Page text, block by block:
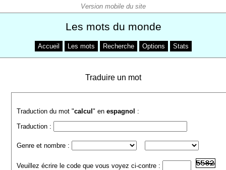
Les mots du monde
Accueil Les mots Recherche Options Stats
Traduire un mot
Traduction du mot "calcul" enespagnol :
Traduction :
Genre et nombre :
Veuillez écrire le code que vous voyez ci-contre :